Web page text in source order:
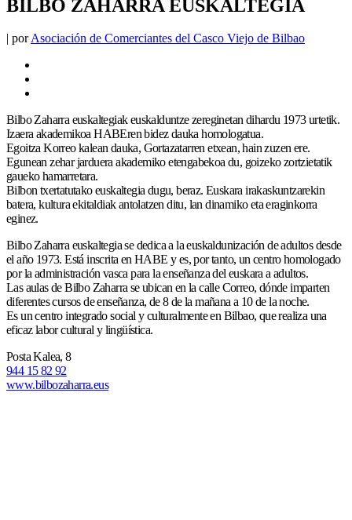
BILBO ZAHARRA EUSKALTEGIA
| porAsociación de Comerciantes del Casco Viejo de Bilbao
Bilbo Zaharra euskaltegiak euskalduntze zereginetan dihardu 1973 urtetik.
Izaera akademikoa HABEren bidez dauka homologatua.
Egoitza Korreo kalean dauka, Gortazatarren etxean, hain zuzen ere.
Egunean zehar jarduera akademiko etengabekoa du, goizeko zortzietatik
gaueko hamarretara.
Bilbon txertatutako euskaltegia dugu, beraz. Euskara irakaskuntzarekin
batera, kultura ekitaldiak antolatzen ditu, lan dinamiko eta eraginkorra
eginez.
Bilbo Zaharra euskaltegia se dedica a la euskaldunización de adultos desde
el año 1973. Está inscrita en HABE y es, por tanto, un centro homologado
por la administración vasca para la enseñanza del euskara a adultos.
Las aulas de Bilbo Zaharra se ubican en la calle Correo, dónde imparten
diferentes cursos de enseñanza, de 8 de la mañana a 10 de la noche.
Es un centro integrado social y culturalmente en Bilbao, que realiza una
eficaz labor cultural y lingüística.
Posta Kalea, 8
944 15 82 92
www.bilbozaharra.eus